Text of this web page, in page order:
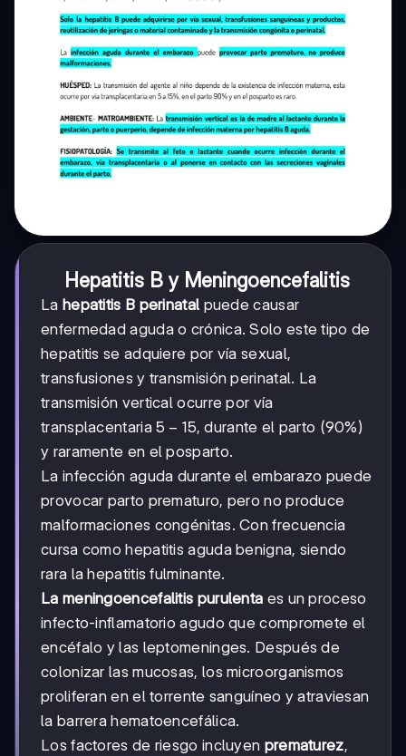
Hepatitis B y Meningoencefalitis
La hepatitis B perinatal puede causar
enfermedad aguda o crónica. Solo este tipo de
hepatitis se adquiere por vía sexual,
transfusiones y transmisión perinatal. La
transmisión vertical ocurre por vía
transplacentaria5-
15%
5 − 15, durante el parto (90%)
y raramente en el posparto.
La infección aguda durante el embarazo puede
provocar parto prematuro, pero no produce
malformaciones congénitas. Con frecuencia
cursa como hepatitis aguda benigna, siendo
rara la hepatitis fulminante.
La meningoencefalitis purulenta es un proceso
infecto-inflamatorio agudo que compromete el
encéfalo y las leptomeninges. Después de
colonizar las mucosas, los microorganismos
proliferan en el torrente sanguíneo y atraviesan
la barrera hematoencefálica.
Los factores de riesgo incluyen prematurez,